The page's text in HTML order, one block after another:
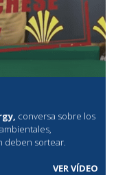
conversa sobre los
deben sortear.
VER VÍDEO